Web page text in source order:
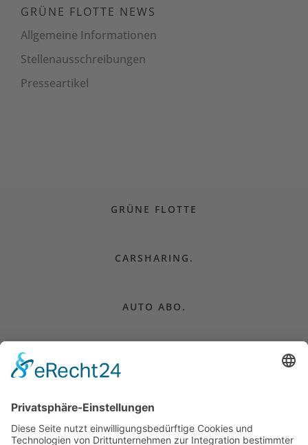
GRÜNE FLOTTE NEWS
Allgemeine Informationen
Stellenaus­schreibungen
Presseartikel
GRÜNE FLOTTE
CARSHARING.
AUTO ABO.
AUTO KAUFEN.